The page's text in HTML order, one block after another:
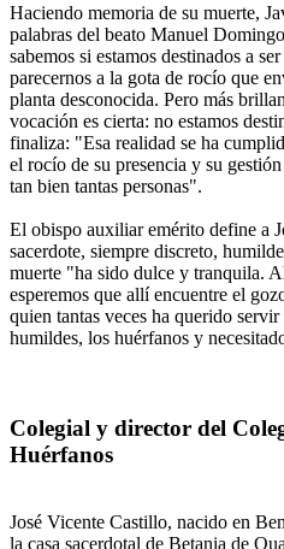
Haciendo memoria de su muerte,
palabras del beato Manuel
sabemos si estamos destinados a
parecernos a la gota de rocío que
planta desconocida. Pero más
vocación es cierta: no estamos
finaliza: "Esa realidad se ha
el rocío de su presencia y su
tan bien tantas personas".
El obispo auxiliar emérito define a
sacerdote, siempre discreto,
muerte "ha sido dulce y tranquila.
esperemos que allí encuentre el
quien tantas veces ha querido
humildes, los huérfanos y
Colegial y director del
Huérfanos
José Vicente Castillo, nacido en
la casa sacerdotal de Betania de